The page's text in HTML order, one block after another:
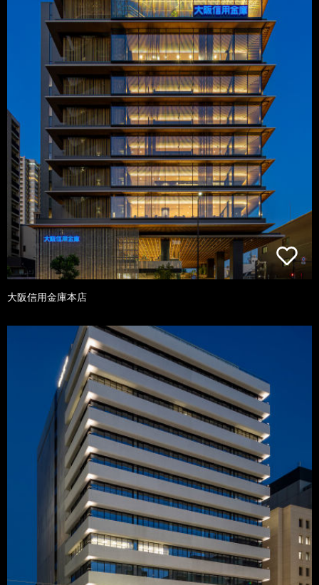
大阪信用金庫本店